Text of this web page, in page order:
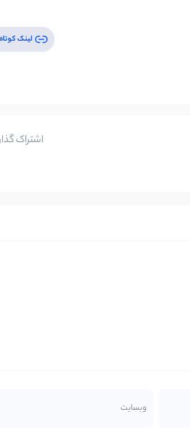
لینک
اشتراک